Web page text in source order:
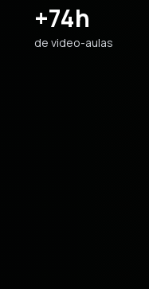
+74h
de video-aulas